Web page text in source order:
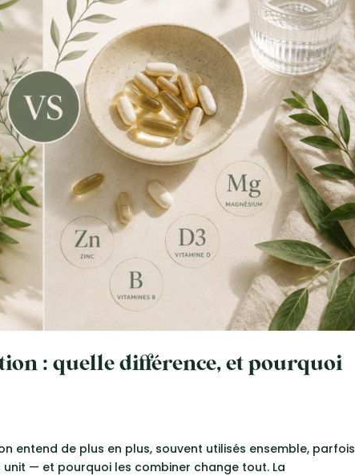
: quelle différence, et pourquoi
entend de plus en plus, souvent utilisés ensemble, parfois
— et pourquoi les combiner change tout. La